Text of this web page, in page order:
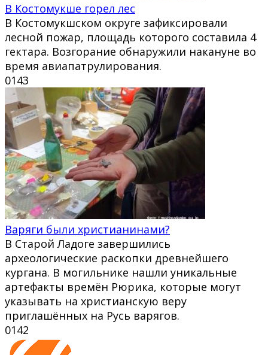
В Костомукше горел лес
В Костомукшском округе зафиксировали
лесной пожар, площадь которого составила 4
гектара. Возгорание обнаружили накануне во
время авиапатрулирования.
0143
Варяги были христианинами?
В Старой Ладоге завершились
археологические раскопки древнейшего
кургана. В могильнике нашли уникальные
артефакты времён Рюрика, которые могут
указывать на христианскую веру
приглашённых на Русь варягов.
0142